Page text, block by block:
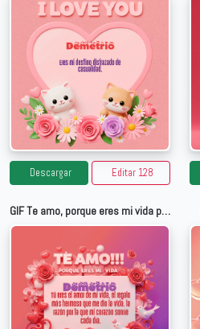
Descargar Editar 128
GIF Te amo, porque eres mi vida para Demetrio